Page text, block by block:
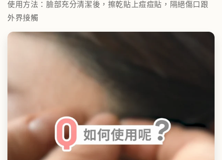
使用方法：臉部充分清潔後，擦乾貼上痘痘貼，隔絕傷口跟
外界接觸